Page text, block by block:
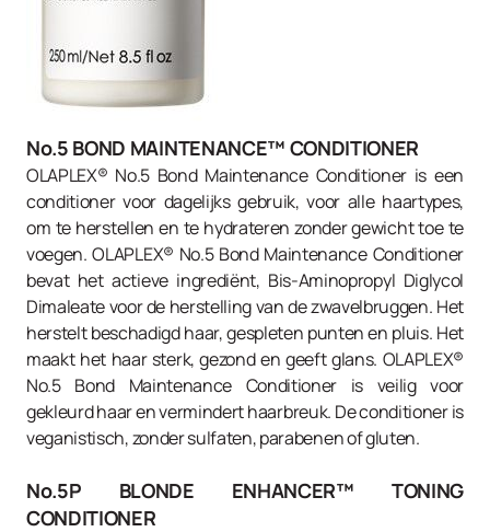
No.5 BOND MAINTENANCE™ CONDITIONER
OLAPLEX® No.5 Bond Maintenance Conditioner is een
conditioner voor dagelijks gebruik, voor alle haartypes,
om te herstellen en te hydrateren zonder gewicht toe te
voegen. OLAPLEX® No.5 Bond Maintenance Conditioner
bevat het actieve ingrediënt, Bis-Aminopropyl Diglycol
Dimaleate voor de herstelling van de zwavelbruggen. Het
herstelt beschadigd haar, gespleten punten en pluis. Het
maakt het haar sterk, gezond en geeft glans. OLAPLEX®
No.5 Bond Maintenance Conditioner is veilig voor
gekleurd haar en vermindert haarbreuk. De conditioner is
veganistisch, zonder sulfaten, parabenen of gluten.
No.5P BLONDE ENHANCER™ TONING
CONDITIONER